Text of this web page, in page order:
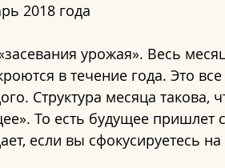
2018 года
урожая». Весь
в течение года. Это
Структура месяца такова,
То есть будущее пришлет
если вы сфокусируетесь